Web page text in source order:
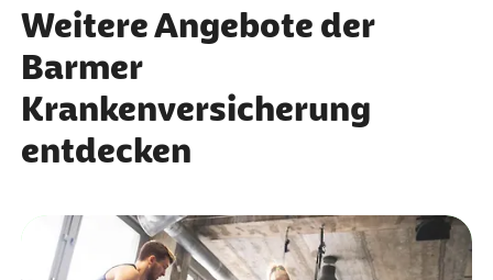
Weitere Angebote der
Barmer
Krankenversicherung
entdecken